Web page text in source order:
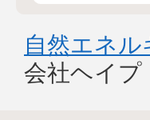
自然エネル
会社ヘイ